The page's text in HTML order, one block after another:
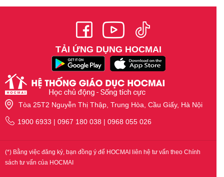
TẢI ỨNG DỤNG HOCMAI
Tòa 25T2 Nguyễn Thị Thập, Trung Hòa, Cầu Giấy, Hà Nội
1900 6933 | 0967 180 038 | 0968 055 026
(*) Bằng việc đăng ký, bạn đồng ý để HOCMAI liên hệ tư vấn theo Chính
sách tư vấn của HOCMAI